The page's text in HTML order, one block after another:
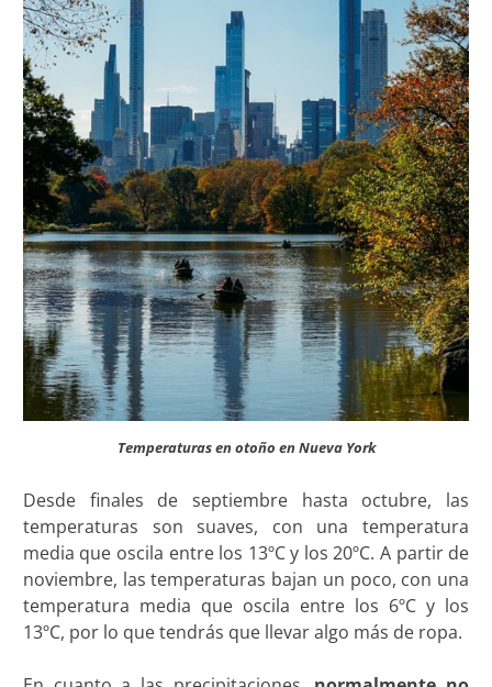
Temperaturas en otoño en Nueva York
Desde finales de septiembre hasta octubre, las
temperaturas son suaves, con una temperatura
media que oscila entre los 13ºC y los 20ºC. A partir de
noviembre, las temperaturas bajan un poco, con una
temperatura media que oscila entre los 6ºC y los
13ºC, por lo que tendrás que llevar algo más de ropa.